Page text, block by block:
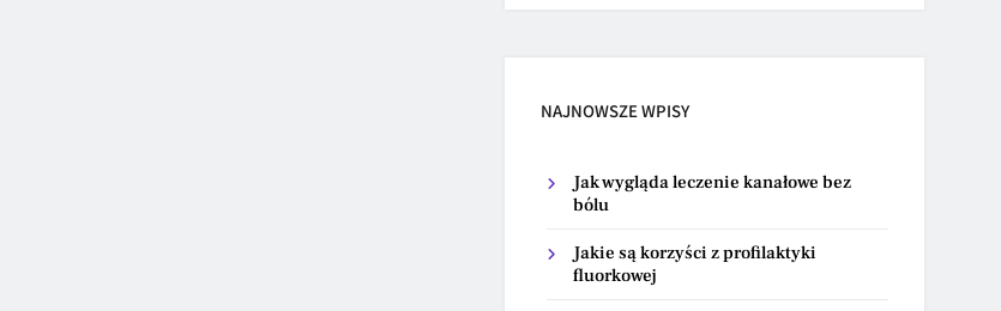
NAJNOWSZE WPISY
Jak wygląda leczenie kanałowe bez
bólu
Jakie są korzyści z profilaktyki
fluorkowej